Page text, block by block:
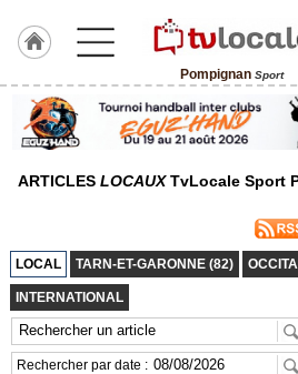
Pompignan Sport
J'adhère
Hulcoq
ACCUEIL
TvLocale
France
Accueil
RUBRIQUES
ARTICLES LOCAUXTvLocale Sport
LOCAL TARN-ET-GARONNE (82)
INTERNATIONAL
Rechercher par date :